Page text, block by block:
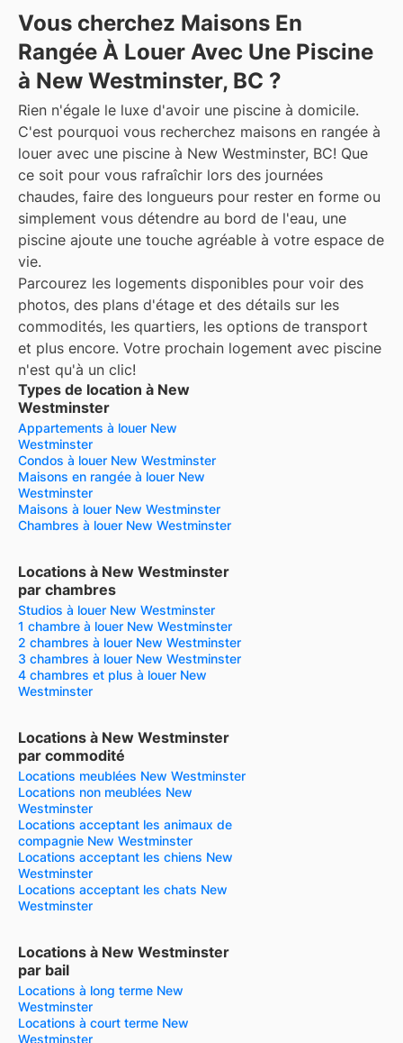
Vous cherchez Maisons En
Rangée À Louer Avec Une Piscine
à New Westminster, BC ?
Rien n'égale le luxe d'avoir une piscine à domicile.
C'est pourquoi vous recherchez maisons en rangée à
louer avec une piscine à New Westminster, BC! Que
ce soit pour vous rafraîchir lors des journées
chaudes, faire des longueurs pour rester en forme ou
simplement vous détendre au bord de l'eau, une
piscine ajoute une touche agréable à votre espace de
vie.
Parcourez les logements disponibles pour voir des
photos, des plans d'étage et des détails sur les
commodités, les quartiers, les options de transport
et plus encore. Votre prochain logement avec piscine
n'est qu'à un clic!
Types de location à New
Westminster
Appartements à louer New
Westminster
Condos à louer New Westminster
Maisons en rangée à louer New
Westminster
Maisons à louer New Westminster
Chambres à louer New Westminster
Locations à New Westminster
par chambres
Studios à louer New Westminster
1 chambre à louer New Westminster
2 chambres à louer New Westminster
3 chambres à louer New Westminster
4 chambres et plus à louer New
Westminster
Locations à New Westminster
par commodité
Locations meublées New Westminster
Locations non meublées New
Westminster
Locations acceptant les animaux de
compagnie New Westminster
Locations acceptant les chiens New
Westminster
Locations acceptant les chats New
Westminster
Locations à New Westminster
par bail
Locations à long terme New
Westminster
Locations à court terme New
Westminster